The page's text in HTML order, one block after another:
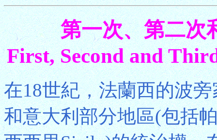
第一次、第二次
First, Second and
在18世紀，法蘭西的波
和意大利部分地區(包括